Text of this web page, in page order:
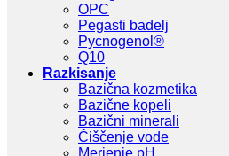
OPC
Pegasti badelj
Pycnogenol®
Q10
Razkisanje
Bazična kozmetika
Bazične kopeli
Bazični minerali
Čiščenje vode
Merjenje pH